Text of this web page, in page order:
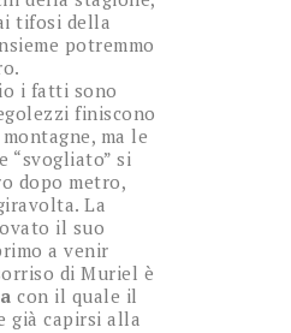
tifosi della
potremmo
i fatti sono
finiscono
ma le
“svogliato” si
dopo metro,
La
il suo
a venir
di Muriel è
con il quale il
già capirsi alla